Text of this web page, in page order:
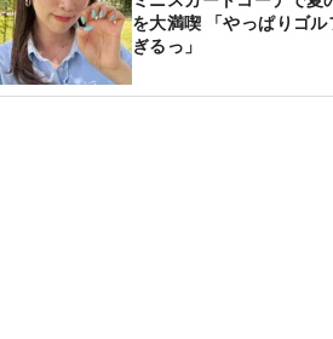
を大満喫 「やっぱりゴル
ぎるっ」